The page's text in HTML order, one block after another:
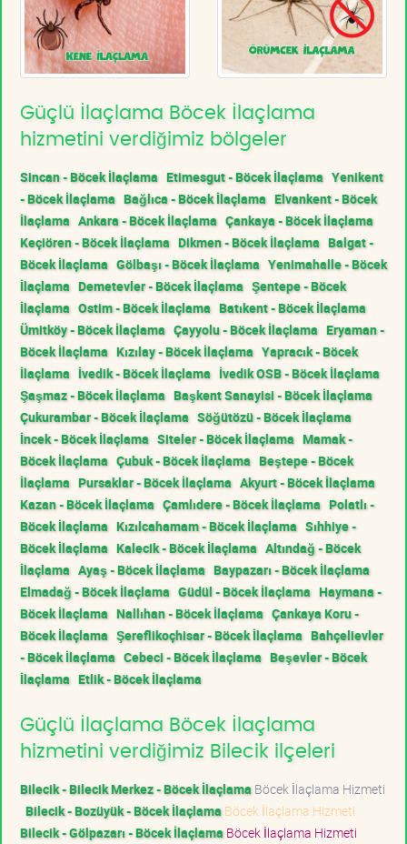
Güçlü İlaçlama Böcek İlaçlama
hizmetini verdiğimiz bölgeler
Sincan - Böcek İlaçlama Etimesgut - Böcek İlaçlama Yenikent
- Böcek İlaçlama Bağlıca - Böcek İlaçlama Elvankent - Böcek
İlaçlama Ankara - Böcek İlaçlama Çankaya - Böcek İlaçlama
Keçiören - Böcek İlaçlama Dikmen - Böcek İlaçlama Balgat -
Böcek İlaçlama Gölbaşı - Böcek İlaçlama Yenimahalle - Böcek
İlaçlama Demetevler - Böcek İlaçlama Şentepe - Böcek
İlaçlama Ostim - Böcek İlaçlama Batıkent - Böcek İlaçlama
Ümitköy - Böcek İlaçlama Çayyolu - Böcek İlaçlama Eryaman -
Böcek İlaçlama Kızılay - Böcek İlaçlama Yapracık - Böcek
İlaçlama İvedik - Böcek İlaçlama İvedik OSB - Böcek İlaçlama
Şaşmaz - Böcek İlaçlama Başkent Sanayisi - Böcek İlaçlama
Çukurambar - Böcek İlaçlama Söğütözü - Böcek İlaçlama
İncek - Böcek İlaçlama Siteler - Böcek İlaçlama Mamak -
Böcek İlaçlama Çubuk - Böcek İlaçlama Beştepe - Böcek
İlaçlama Pursaklar - Böcek İlaçlama Akyurt - Böcek İlaçlama
Kazan - Böcek İlaçlama Çamlıdere - Böcek İlaçlama Polatlı -
Böcek İlaçlama Kızılcahamam - Böcek İlaçlama Sıhhiye -
Böcek İlaçlama Kalecik - Böcek İlaçlama Altındağ - Böcek
İlaçlama Ayaş - Böcek İlaçlama Baypazarı - Böcek İlaçlama
Elmadağ - Böcek İlaçlama Güdül - Böcek İlaçlama Haymana -
Böcek İlaçlama Nallıhan - Böcek İlaçlama Çankaya Koru -
Böcek İlaçlama Şereflikoçhisar - Böcek İlaçlama Bahçelievler
- Böcek İlaçlama Cebeci - Böcek İlaçlama Beşevler - Böcek
İlaçlama Etlik - Böcek İlaçlama
Güçlü İlaçlama Böcek İlaçlama
hizmetini verdiğimiz Bilecik ilçeleri
Bilecik - Bilecik Merkez - Böcek İlaçlama Böcek İlaçlama Hizmeti
Bilecik - Bozüyük - Böcek İlaçlama Böcek İlaçlama Hizmeti
Bilecik - Gölpazarı - Böcek İlaçlama Böcek İlaçlama Hizmeti